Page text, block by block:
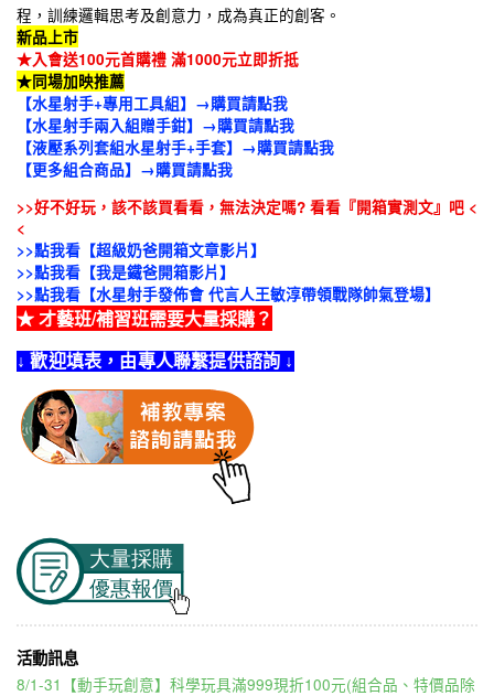
程，訓練邏輯思考及創意力，成為真正的創客。
新品上市
★入會送100元首購禮 滿1000元立即折抵
★同場加映推薦
【水星射手+專用工具組】→購買請點我
【水星射手兩入組贈手鉗】→購買請點我
【液壓系列套組水星射手+手套】→購買請點我
【更多組合商品】→購買請點我
>>好不好玩，該不該買看看，無法決定嗎? 看看『開箱實測文』吧 <
<
>>點我看【超級奶爸開箱文章影片】
>>點我看【我是鐵爸開箱影片】
>>點我看【水星射手發佈會 代言人王敏淳帶領戰隊帥氣登場】
★ 才藝班/補習班需要大量採購？
↓ 歡迎填表，由專人聯繫提供諮詢 ↓
8/1-31【動手玩創意】科學玩具滿999現折100元(組合品、特價品除